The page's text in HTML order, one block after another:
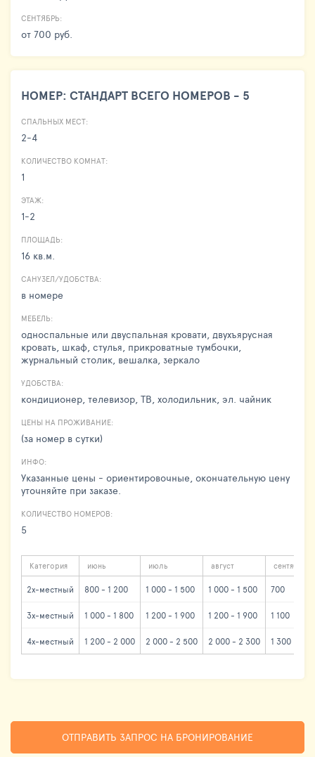
СЕНТЯБРЬ:
от 700 руб.
НОМЕР: СТАНДАРТ ВСЕГО НОМЕРОВ - 5
СПАЛЬНЫХ МЕСТ:
2-4
КОЛИЧЕСТВО КОМНАТ:
1
ЭТАЖ:
1-2
ПЛОЩАДЬ:
16 кв.м.
САНУЗЕЛ/УДОБСТВА:
в номере
МЕБЕЛЬ:
односпальные или двуспальная кровати, двухъярусная
кровать, шкаф, стулья, прикроватные тумбочки,
журнальный столик, вешалка, зеркало
УДОБСТВА:
кондиционер, телевизор, ТВ, холодильник, эл. чайник
ЦЕНЫ НА ПРОЖИВАНИЕ:
(за номер в сутки)
ИНФО:
Указанные цены - ориентировочные, окончательную цену
уточняйте при заказе.
КОЛИЧЕСТВО НОМЕРОВ:
5
Категория июнь июль август сентябрь
2х-местный 800 - 1 200 1 000 - 1 500 1 000 - 1 500 700
3х-местный 1 000 - 1 800 1 200 - 1 900 1 200 - 1 900 1 100
4х-местный 1 200 - 2 000 2 000 - 2 500 2 000 - 2 300 1 300
ОТПРАВИТЬ ЗАПРОС НА БРОНИРОВАНИЕ